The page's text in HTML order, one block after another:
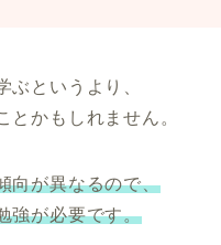
ぶというより、
とかもしれません。
向が異なるので、
強が必要です。